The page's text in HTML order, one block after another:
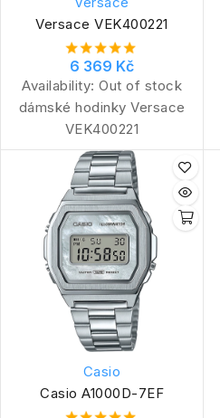
Versace VEK400221
6 369 Kč
Availability: Out of stock
dámské hodinky Versace
VEK400221
Casio
Casio A1000D-7EF